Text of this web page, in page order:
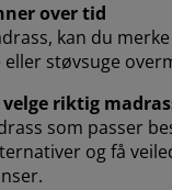
over tid
kan du
støvsuge
velge riktig
som passer
og få